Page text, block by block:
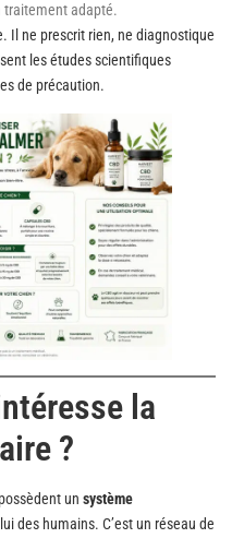
traitement adapté.
Il ne prescrit rien, ne diagnostique
les études scientifiques
de précaution.
la
?
un système
des humains. C’est un réseau de